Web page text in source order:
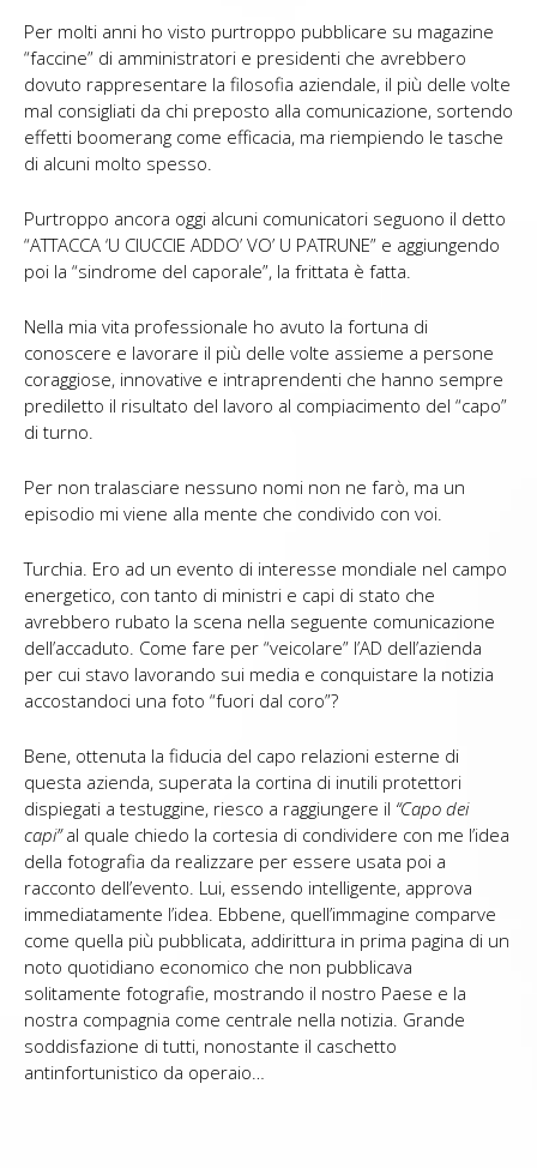
Per molti anni ho visto purtroppo pubblicare su magazine
“faccine” di amministratori e presidenti che avrebbero
dovuto rappresentare la filosofia aziendale, il più delle volte
mal consigliati da chi preposto alla comunicazione, sortendo
effetti boomerang come efficacia, ma riempiendo le tasche
di alcuni molto spesso.
Purtroppo ancora oggi alcuni comunicatori seguono il detto
“ATTACCA ‘U CIUCCIE ADDO’ VO’ U PATRUNE” e aggiungendo
poi la “sindrome del caporale”, la frittata è fatta.
Nella mia vita professionale ho avuto la fortuna di
conoscere e lavorare il più delle volte assieme a persone
coraggiose, innovative e intraprendenti che hanno sempre
prediletto il risultato del lavoro al compiacimento del “capo”
di turno.
Per non tralasciare nessuno nomi non ne farò, ma un
episodio mi viene alla mente che condivido con voi.
Turchia. Ero ad un evento di interesse mondiale nel campo
energetico, con tanto di ministri e capi di stato che
avrebbero rubato la scena nella seguente comunicazione
dell’accaduto. Come fare per “veicolare” l’AD dell’azienda
per cui stavo lavorando sui media e conquistare la notizia
accostandoci una foto “fuori dal coro”?
Bene, ottenuta la fiducia del capo relazioni esterne di
questa azienda, superata la cortina di inutili protettori
dispiegati a testuggine, riesco a raggiungere il “Capo dei
capi”al quale chiedo la cortesia di condividere con me l’idea
della fotografia da realizzare per essere usata poi a
racconto dell’evento. Lui, essendo intelligente, approva
immediatamente l’idea. Ebbene, quell’immagine comparve
come quella più pubblicata, addirittura in prima pagina di un
noto quotidiano economico che non pubblicava
solitamente fotografie, mostrando il nostro Paese e la
nostra compagnia come centrale nella notizia. Grande
soddisfazione di tutti, nonostante il caschetto
antinfortunistico da operaio…